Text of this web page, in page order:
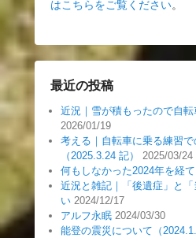
はこちらをご覧ください。
最近の投稿
近況｜雪が積もったので自転
2026/01/19
考える｜自転車に乗る練習
（2025.3.24 記）
2025/03/24
何もしなかった2024年を経
近況と雑記｜「後遺症」と
い 2024/12/17
アルフ永眠 2024/03/30
能登の震災について（